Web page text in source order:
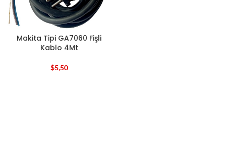
Makita Tipi GA7060 Fişli
Kablo 4Mt
$5,50